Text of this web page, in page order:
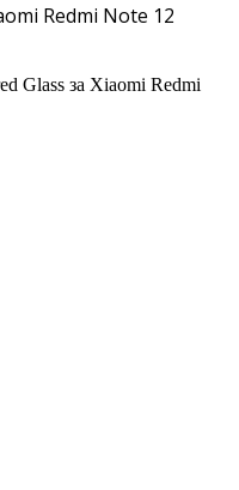
Redmi Note 12